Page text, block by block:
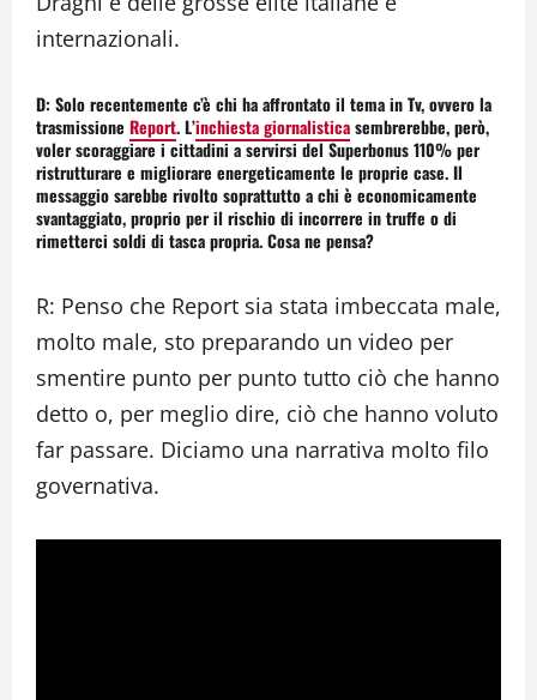
internazionali.
D: Solo recentemente c’è chi ha affrontato il tema in Tv, ovvero la
trasmissione Report. L’inchiesta giornalisticasembrerebbe, però,
voler scoraggiare i cittadini a servirsi del Superbonus 110% per
ristrutturare e migliorare energeticamente le proprie case. Il
messaggio sarebbe rivolto soprattutto a chi è economicamente
svantaggiato, proprio per il rischio di incorrere in truffe o di
rimetterci soldi di tasca propria. Cosa ne pensa?
R: Penso che Report sia stata imbeccata male,
molto male, sto preparando un video per
smentire punto per punto tutto ciò che hanno
detto o, per meglio dire, ciò che hanno voluto
far passare. Diciamo una narrativa molto filo
governativa.